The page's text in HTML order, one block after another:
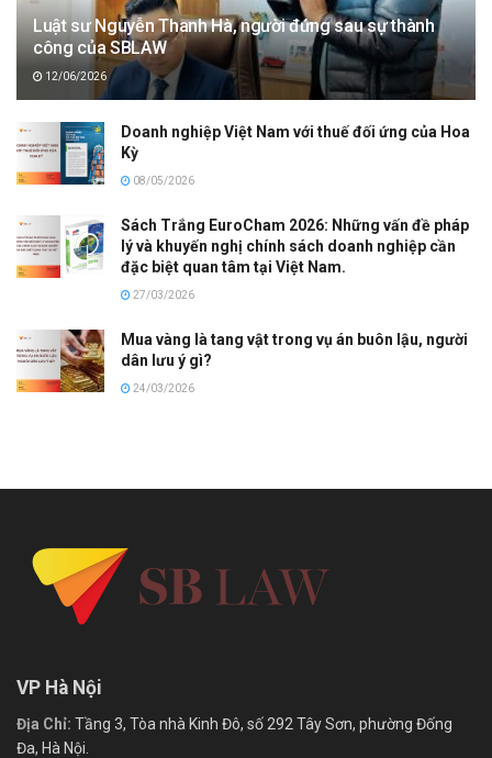
Luật sư Nguyễn Thanh Hà, người đứng sau sự thành
công của SBLAW
12/06/2026
Doanh nghiệp Việt Nam với thuế đối ứng của Hoa
Kỳ
08/05/2026
Sách Trắng EuroCham 2026: Những vấn đề pháp
lý và khuyến nghị chính sách doanh nghiệp cần
đặc biệt quan tâm tại Việt Nam.
27/03/2026
Mua vàng là tang vật trong vụ án buôn lậu, người
dân lưu ý gì?
24/03/2026
VP Hà Nội
Địa Chỉ: Tầng 3, Tòa nhà Kinh Đô, số 292 Tây Sơn, phường Đống
Đa, Hà Nội.